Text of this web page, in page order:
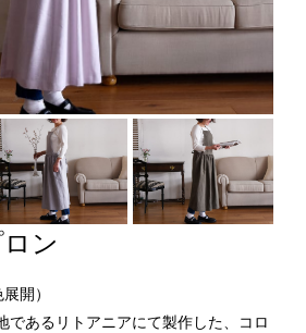
ン
開）
であるリトアニアにて製作した、コロ